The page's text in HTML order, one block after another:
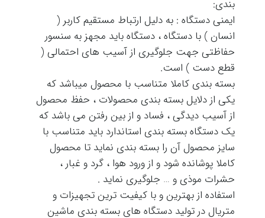
بندی:
ایمنی دستگاه : به دلیل ارتباط مستقیم کاربر (
انسان ) با دستگاه ، دستگاه باید مجهز به سنسور
حفاظتی جهت جلوگیری از آسیب های احتمالی (
قطع دست ) است.
بسته بندی کاملا متناسب با محصول میباشد که
یکی از دلایل بسته بندی محصولات ، حفظ محصول
از آسیب دیدگی ، فساد و از بین رفتن می باشد که
یک دستگاه بسته بندی استاندارد باید متناسب با
سایز محصول آن را بسته بندی نماید تا محصول
کاملا پوشانده شود و از ورود هوا ، گرد و غبار ،
حشرات موذی و … جلوگیری نماید .
استفاده از بهترین و با کیفیت ترین تجهیزات و
متریال در تولید دستگاه های بسته بندی ماشین